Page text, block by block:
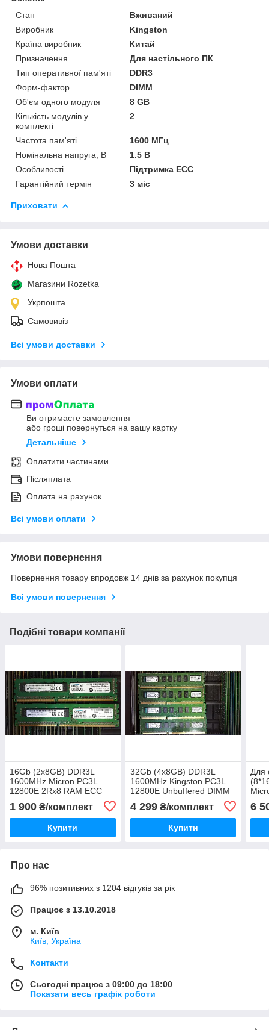
Стан
Вживаний
Виробник
Kingston
Країна виробник
Китай
Призначення
Для настільного ПК
Тип оперативної пам'яті
DDR3
Форм-фактор
DIMM
Об'єм одного модуля
8 GB
Кількість модулів у
комплекті
2
Частота пам'яті
1600 МГц
Номінальна напруга, В
1.5 В
Особливості
Підтримка ECC
Гарантійний термін
3 міс
Приховати
Умови доставки
Нова Пошта
Магазини Rozetka
Укрпошта
Самовивіз
Всі умови доставки
Умови оплати
Ви отримаєте замовлення
або гроші повернуться на вашу картку
Детальніше
Оплатити частинами
Післяплата
Оплата на рахунок
Всі умови оплати
Умови повернення
Повернення товару впродовж 14 днів за рахунок покупця
Всі умови повернення
Подібні товари компанії
16Gb (2x8GB) DDR3L
1600MHz Micron PC3L
12800E 2Rx8 RAM ECC
MT18KSF1G72AZ-
1G6E1ZE
1 900 ₴/комплект
Купити
32Gb (4x8GB) DDR3L
1600MHz Kingston PC3L
12800E Unbuffered DIMM
ECC Оперативна пам'ять
KTL-TS316ELV/8G
4 299₴/комплект
Купити
Для
6
Про нас
96% позитивних з 1204 відгуків за рік
Працює з 13.10.2018
м. Київ
Київ, Україна
Контакти
Сьогодні працює з 09:00 до 18:00
Показати весь графік роботи